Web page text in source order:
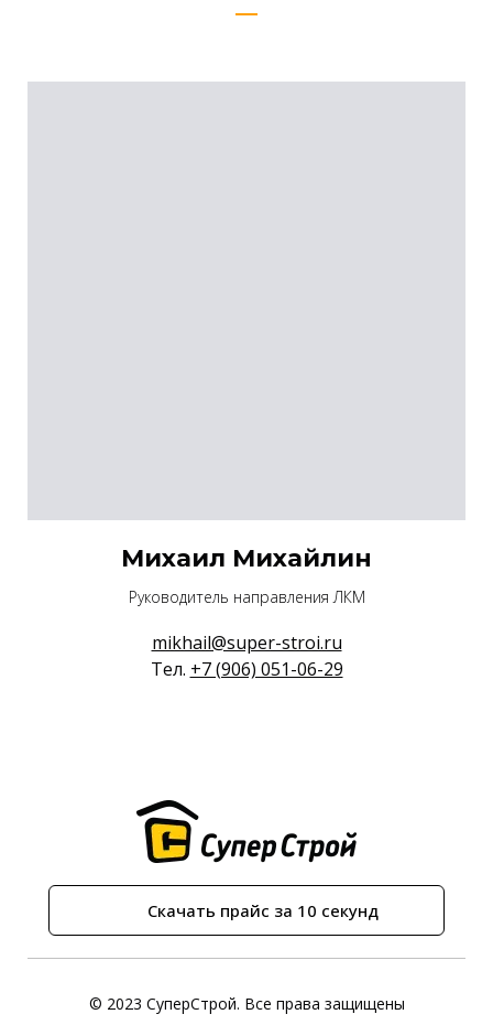
Михаил Михайлин
Руководитель направления ЛКМ
mikhail@super-stroi.ru
Тел. +7 (906) 051-06-29
Скачать прайс за 10 секунд
© 2023 СуперСтрой. Все права защищены